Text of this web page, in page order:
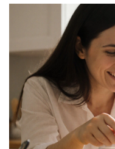
Советы по
стоит обратиться к